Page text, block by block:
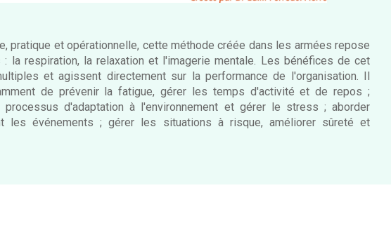
pratique et opérationnelle, cette méthode créée dans les armées repose
la respiration, la relaxation et l'imagerie mentale. Les bénéfices de cet
et agissent directement sur la performance de l'organisation. Il
de prévenir la fatigue, gérer les temps d'activité et de repos ;
processus d'adaptation à l'environnement et gérer le stress ; aborder
les événements ; gérer les situations à risque, améliorer sûreté et